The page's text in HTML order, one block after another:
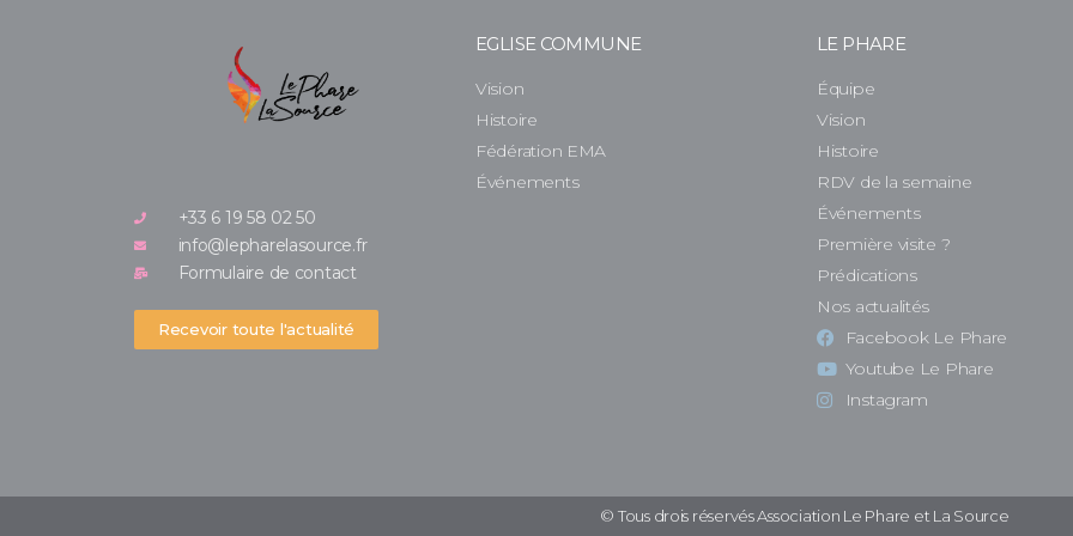
+33 6 19 58 02 50
info@lepharelasource.fr
Formulaire de contact
Recevoir toute l'actualité
EGLISE COMMUNE
Vision
Histoire
Fédération EMA
Événements
LE PHARE
Équipe
Vision
Histoire
RDV de la semaine
Événements
Première visite ?
Prédications
Nos actualités
Facebook Le Phare
Youtube Le Phare
Instagram
© Tous drois réservés Association Le Phare et La Source